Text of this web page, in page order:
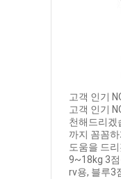
고객 인기
고객 인기
천해드리겠
까지 꼼꼼
도움을 드
9~18kg 3
rv용, 블루3